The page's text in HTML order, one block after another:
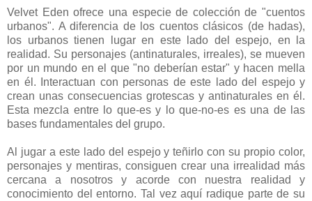
Velvet Eden ofrece una especie de colección de "cuentos
urbanos". A diferencia de los cuentos clásicos (de hadas),
los urbanos tienen lugar en este lado del espejo, en la
realidad. Su personajes (antinaturales, irreales), se mueven
por un mundo en el que "no deberían estar" y hacen mella
en él. Interactuan con personas de este lado del espejo y
crean unas consecuencias grotescas y antinaturales en él.
Esta mezcla entre lo que-es y lo que-no-es es una de las
bases fundamentales del grupo.
Al jugar a este lado del espejo y teñirlo con su propio color,
personajes y mentiras, consiguen crear una irrealidad más
cercana a nosotros y acorde con nuestra realidad y
conocimiento del entorno. Tal vez aquí radique parte de su